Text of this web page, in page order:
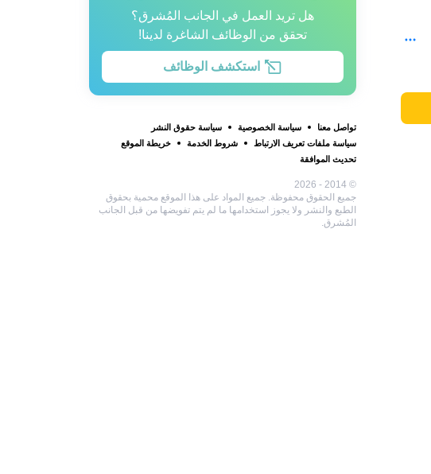
هل تريد العمل في الجانب المُشرق؟
تحقق من الوظائف الشاغرة لدينا!
استكشف الوظائف
تواصل معنا سياسة الخصوصية
سياسة حقوق النشر
سياسة ملفات تعريف الارتباط
شروط الخدمة
خريطة الموقع
تحديث الموافقة
© 2014 - 2026
جميع الحقوق محفوظة. جميع المواد على هذا الموقع محمية بحقوق
الطبع والنشر ولا يجوز استخدامها ما لم يتم تفويضها من قبل الجانب
المُشرق.